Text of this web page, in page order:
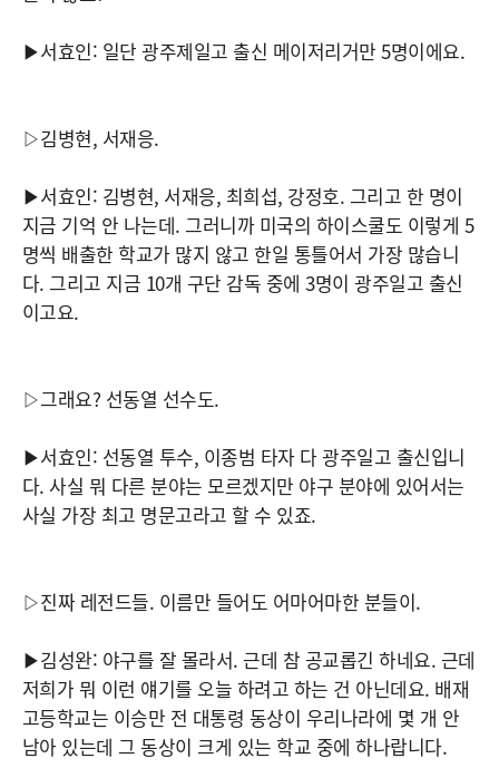
▶서효인: 일단 광주제일고 출신 메이저리거만 5명이에요.
▷김병현, 서재응.
▶서효인: 김병현, 서재응, 최희섭, 강정호. 그리고 한 명이
지금 기억 안 나는데. 그러니까 미국의 하이스쿨도 이렇게 5
명씩 배출한 학교가 많지 않고 한일 통틀어서 가장 많습니
다. 그리고 지금 10개 구단 감독 중에 3명이 광주일고 출신
이고요.
▷그래요? 선동열 선수도.
▶서효인: 선동열 투수, 이종범 타자 다 광주일고 출신입니
다. 사실 뭐 다른 분야는 모르겠지만 야구 분야에 있어서는
사실 가장 최고 명문고라고 할 수 있죠.
▷진짜 레전드들. 이름만 들어도 어마어마한 분들이.
▶김성완: 야구를 잘 몰라서. 근데 참 공교롭긴 하네요. 근데
저희가 뭐 이런 얘기를 오늘 하려고 하는 건 아닌데요. 배재
고등학교는 이승만 전 대통령 동상이 우리나라에 몇 개 안
남아 있는데 그 동상이 크게 있는 학교 중에 하나랍니다.